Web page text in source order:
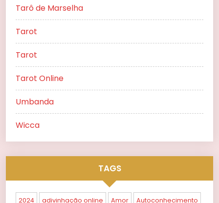
Tarô de Marselha
Tarot
Tarot
Tarot Online
Umbanda
Wicca
TAGS
2024 adivinhação online Amor Autoconhecimento